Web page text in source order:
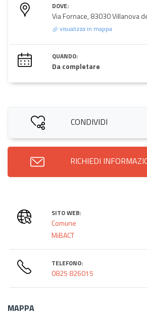
DOVE:
Via Fornace, 83030 Villanova
visualizza in mappa
QUANDO:
Da completare
CONDIVIDI
RICHIEDI
SITO WEB:
Comune
MiBACT
TELEFONO:
0825 826015
MAPPA